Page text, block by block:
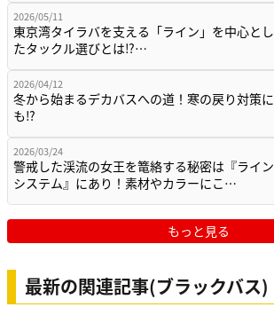
2026/05/11
東京湾タイラバを支える「ライン」を中心とし
たタックル選びとは⁉…
2026/04/12
冬から始まるデカバスへの道！寒の戻り対策に
も⁉
2026/03/24
警戒した渓流の女王を篭絡する秘密は『ライン
システム』にあり！素材やカラーにこ…
もっと見る
最新の関連記事(ブラックバス)